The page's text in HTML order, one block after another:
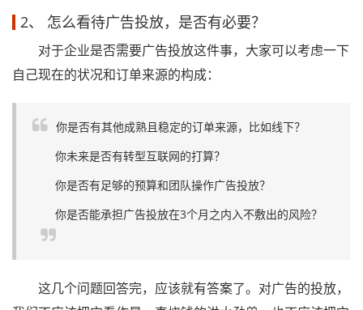
2、 怎么看待广告投放，是否有必要？
对于企业是否需要广告投放这件事，大家可以考虑一下
自己现在的状况和订单来源的构成：
你是否有其他成熟且稳定的订单来源，比如线下？
你未来是否有转型互联网的打算？
你是否有足够的预算和团队操作广告投放？
你是否能承担广告投放在3个月之内入不敷出的风险？
这几个问题回答完，应该就有答案了。对广告的投放，